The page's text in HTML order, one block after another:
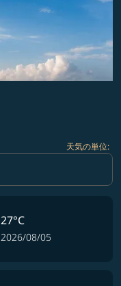
天気の単位:
27°C
2026/08/05